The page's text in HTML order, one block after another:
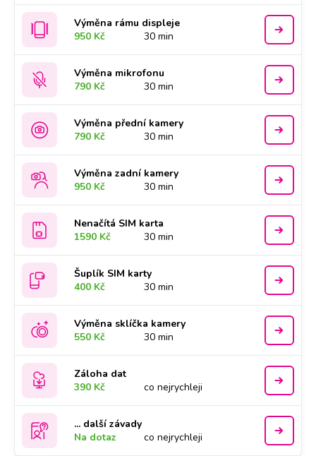
Výměna rámu displeje
950 Kč
30 min
Výměna mikrofonu
790 Kč
30 min
Výměna přední kamery
790 Kč
30 min
Výměna zadní kamery
950 Kč
30 min
Nenačítá SIM karta
1590 Kč
30 min
Šuplík SIM karty
400 Kč
30 min
Výměna sklíčka kamery
550 Kč
30 min
Záloha dat
390 Kč
co nejrychleji
... další závady
Na dotaz
co nejrychleji